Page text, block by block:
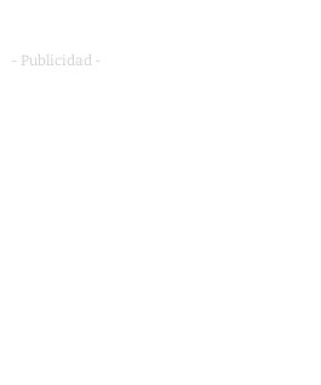
- Publicidad -